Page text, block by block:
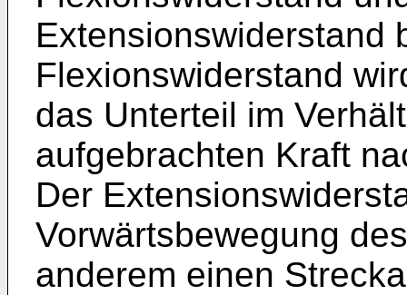
Extensionswiderstand
Flexionswiderstand
das Unterteil im
aufgebrachten Kraft
Der
Vorwärtsbewegung
anderem einen